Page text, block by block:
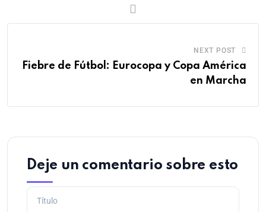
NEXT POST
Fiebre de Fútbol: Eurocopa y Copa América
en Marcha
Deje un comentario sobre esto